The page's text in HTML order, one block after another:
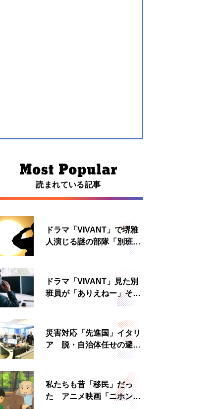
読まれている記事
ドラマ「VIVANT」で堺雅
人演じる謎の部隊「別班」
は実在する？内情知る人物
ドラマ「VIVANT」見た別
班員が「ありえねー」その
理由とは 非公然組織ゆえ
災害対応「先進国」イタリ
ア 脱・自治体任せの避難
所運営、被災者への温かい
私たちも昔「移民」だっ
た アニメ映画「ニホンジ